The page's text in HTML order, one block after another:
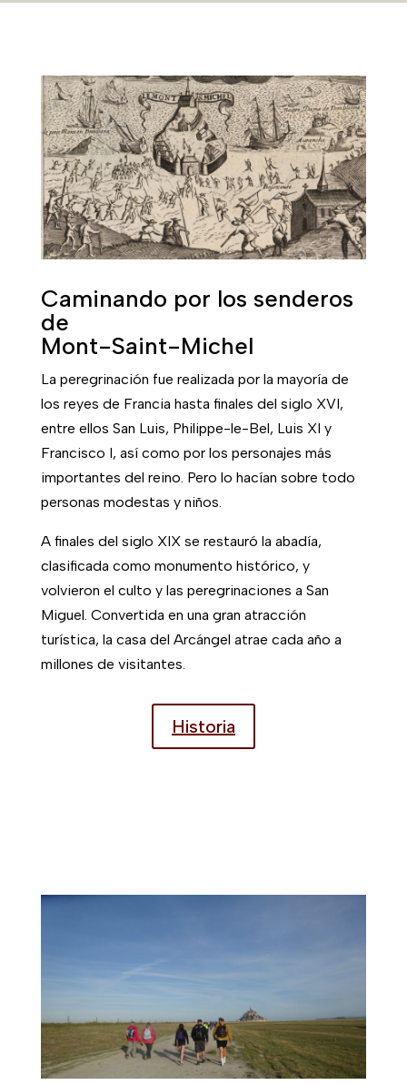
Caminando por los senderos
de
Mont-Saint-Michel
La peregrinación fue realizada por la mayoría de
los reyes de Francia hasta finales del siglo XVI,
entre ellos San Luis, Philippe-le-Bel, Luis XI y
Francisco I, así como por los personajes más
importantes del reino. Pero lo hacían sobre todo
personas modestas y niños.
A finales del siglo XIX se restauró la abadía,
clasificada como monumento histórico, y
volvieron el culto y las peregrinaciones a San
Miguel. Convertida en una gran atracción
turística, la casa del Arcángel atrae cada año a
millones de visitantes.
Historia